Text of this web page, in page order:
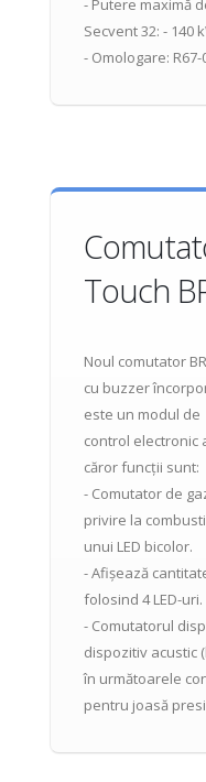
- Putere maximă
Secvent 32: - 140
- Omologare: R67-
Touch
Noul comutator
cu buzzer
este un modul de
control electronic
căror funcții sunt:
- Comutator de
privire la
unui LED bicolor.
- Afișează
folosind 4 LED-uri.
- Comutatorul
dispozitiv acustic
în următoarele
pentru joasă